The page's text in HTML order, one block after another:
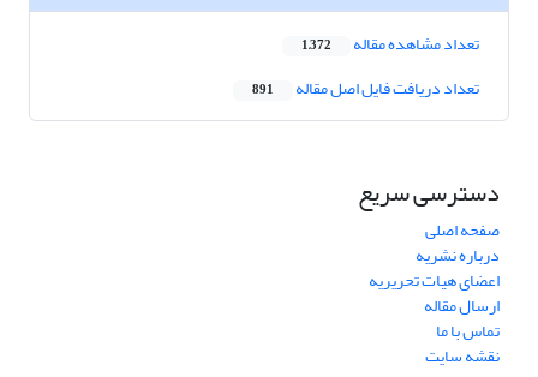
تعداد مشاهده مقاله 1,372
تعداد دریافت فایل اصل مقاله 891
دسترسی سریع
صفحه اصلی
درباره نشریه
اعضای هیات تحریریه
ارسال مقاله
تماس با ما
نقشه سایت